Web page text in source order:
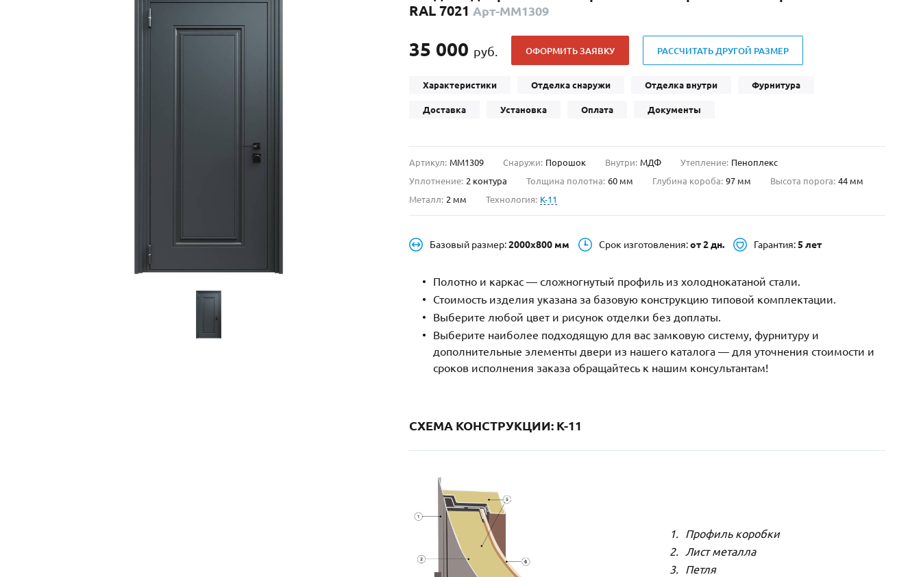
С выдавленным рисунком (35)
С отбойником(91)
С импостами (73)
С витражами (11)
В современном стиле
С фрамугой(265)
4-го класса защиты (499)
Полуторапольные
RAL 7021 Арт-ММ1309
35 000 руб. ОФОРМИТЬ ЗАЯВКУ РАССЧИТАТЬ ДРУГОЙ РАЗМЕР
Характеристики Отделка снаружи Отделка внутри Фурнитура
Доставка Установка Оплата Документы
Артикул: ММ1309 Снаружи: Порошок Внутри: МДФ Утепление: Пеноплекс
Уплотнение: 2 контура Толщина полотна: 60 мм Глубина короба: 97 мм Высота порога: 44 мм
Металл: 2 мм Технология: K-11
Базовый размер:2000х800 мм Срок изготовления:от 2 дн. Гарантия:5 лет
Полотно и каркас — сложногнутый профиль из холоднокатаной стали.
Стоимость изделия указана за базовую конструкцию типовой комплектации.
Выберите любой цвет и рисунок отделки без доплаты.
Выберите наиболее подходящую для вас замковую систему, фурнитуру и
дополнительные элементы двери из нашего каталога — для уточнения стоимости и
сроков исполнения заказа обращайтесь к нашим консультантам!
СХЕМА КОНСТРУКЦИИ: K-11
Профиль коробки
Лист металла
Петля